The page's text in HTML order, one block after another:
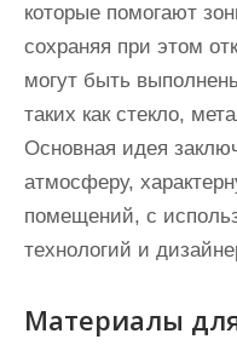
которые помогают
сохраняя при этом
могут быть
таких как стекло,
Основная идея
атмосферу,
помещений, с
технологий и
Материалы